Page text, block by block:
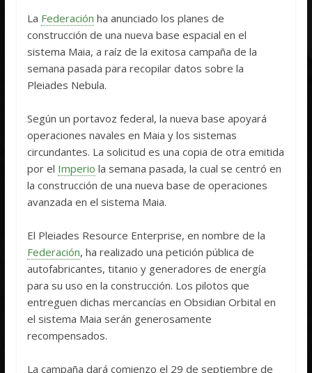
La Federación ha anunciado los planes de
construcción de una nueva base espacial en el
sistema Maia, a raíz de la exitosa campaña de la
semana pasada para recopilar datos sobre la
Pleiades Nebula.
Según un portavoz federal, la nueva base apoyará
operaciones navales en Maia y los sistemas
circundantes. La solicitud es una copia de otra emitida
por el Imperio la semana pasada, la cual se centró en
la construcción de una nueva base de operaciones
avanzada en el sistema Maia.
El Pleiades Resource Enterprise, en nombre de la
Federación, ha realizado una petición pública de
autofabricantes, titanio y generadores de energía
para su uso en la construcción. Los pilotos que
entreguen dichas mercancías en Obsidian Orbital en
el sistema Maia serán generosamente
recompensados.
La campaña dará comienzo el 29 de septiembre de